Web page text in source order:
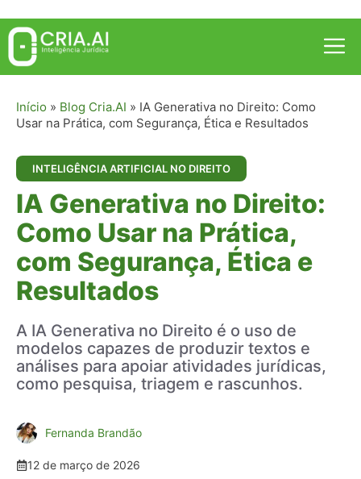
Pular
para
conteúdo
Início » Blog Cria.AI » IA Generativa no Direito: Como
Usar na Prática, com Segurança, Ética e Resultados
INTELIGÊNCIA ARTIFICIAL NO DIREITO
IA Generativa no Direito:
Como Usar na Prática,
com Segurança, Ética e
Resultados
A IA Generativa no Direito é o uso de
modelos capazes de produzir textos e
análises para apoiar atividades jurídicas,
como pesquisa, triagem e rascunhos.
Fernanda Brandão
12 de março de 2026